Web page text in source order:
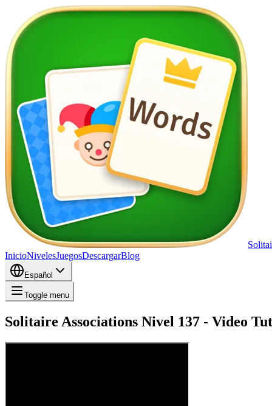
InicioNivelesJuegosDescargarBlog
Español
Toggle menu
Solitaire Associations Nivel 137 - Video